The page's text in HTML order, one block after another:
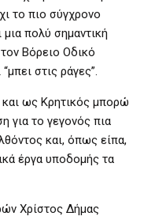
το πιο σύγχρονο
πολύ σημαντική
Βόρειο Οδικό
στις ράγες”.
ως Κρητικός μπορώ
για το γεγονός πια
και, όπως είπα,
έργα υποδομής τα
Χρίστος Δήμας